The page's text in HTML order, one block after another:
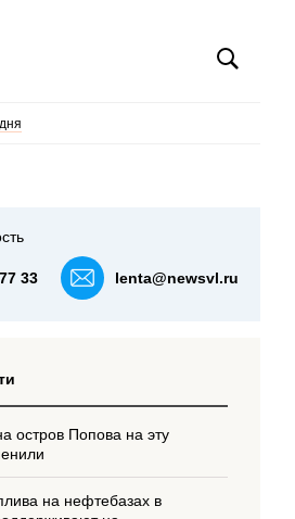
33 lenta@newsvl.ru
остров Попова на эту
на нефтебазах в